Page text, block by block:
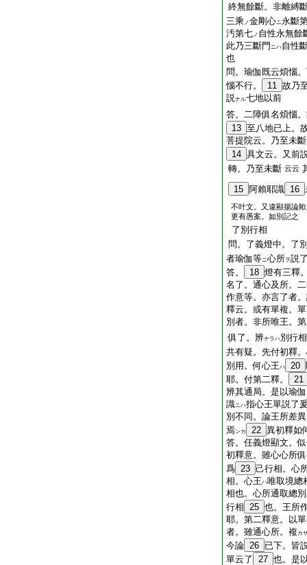
終無餘斷。非離縛
三乘 ノ金剛心ニ永斷
汚第七ノ 自性永無餘
此乃三斷門 ニハ自性
也
問。瑜伽既云煩惱
惱不行。
11 故乃
説ナル七地以前
答。二障俱名煩惱
13 至八地已上。
菩提院云。乃至未
14 具文云。又前
轉。乃至未斷 云云
15 阿賴耶識 16
不叶文。又違顯揚論
更有愚案。如別記之
了別行相
問。了義燈中。了
者瑜伽等ニ心所ヲ説
答。
18 燈有三釋
名了。通心及所。
作意等。亦言了者
釋云。或有單複。
別者。非所唯王。
俱了。辨ナラハ別行
共有疑。先付初釋
別用。何心王ハ 20
耶。付第二釋。
21
辨其通局。是以瑜伽
識ニハ指心王單説了
別不同。論王所差
焉ンカ 22 異初釋如
答。任義燈顯文。
初釋意。雖心心所
爲 23 己行相。心
相。心王ハ唯取境總
相也。心所通取總
行相 25 也。王所
耶。第二釋意。以
者。雖通心所。複 カ
今論 26 已下。皆
單云了
27 也。是